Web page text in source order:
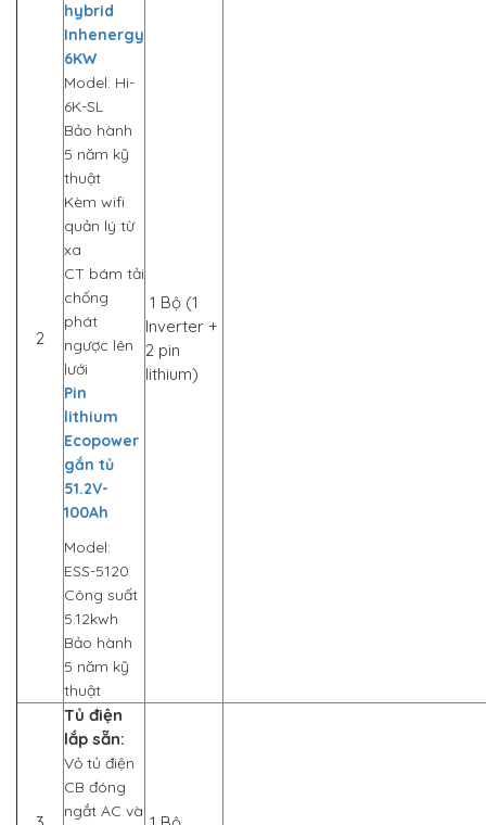
2
hybrid
Inhenergy
6KW
Model: Hi-
6K-SL
Bảo hành
5 năm kỹ
thuật
Kèm wifi
quản lý từ
xa
CT bám tải
chống
phát
ngược lên
lưới
Pin
lithium
Ecopower
gắn tủ
51.2V-
100Ah
Model:
ESS-5120
Công suất
5.12kwh
Bảo hành
5 năm kỹ
thuật
1 Bộ (1
Inverter +
2 pin
lithium)
Tủ điện
lắp sẵn:
Vỏ tủ điện
CB đóng
ngắt AC và